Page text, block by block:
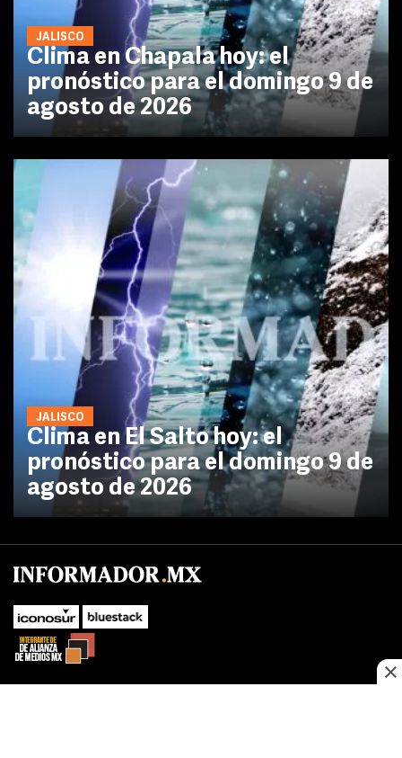
JALISCO
Clima en Chapala hoy: el
pronóstico para el domingo 9 de
agosto de 2026
JALISCO
Clima en El Salto hoy: el
pronóstico para el domingo 9 de
agosto de 2026